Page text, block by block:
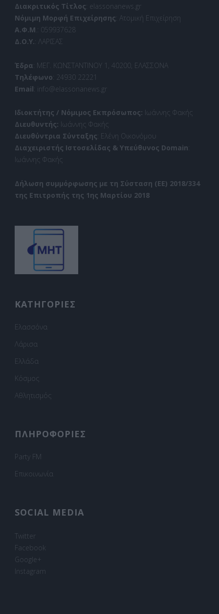
Διακριτικός Τίτλος: elassonanews.gr
Νόμιμη Μορφή Επιχείρησης: Ατομική Επιχείρηση
Α.Φ.Μ.: 059937628
Δ.Ο.Υ.: ΛΑΡΙΣΑΣ
Έδρα: ΜΕΓ. ΚΩΝΣΤΑΝΤΙΝΟΥ 1, 40200, ΕΛΑΣΣΟΝΑ
Τηλέφωνο: 24930 22221
Email: info@elassonanews.gr
Ιδιοκτήτης / Νόμιμος Εκπρόσωπος: Ιωάννης Φακής
Διευθυντής: Ιωάννης Φακής
Διευθύντρια Σύνταξης: Ελένη Οικονόμου
Διαχειριστής Ιστοσελίδας & Υπεύθυνος Domain:
Ιωάννης Φακής
Δήλωση συμμόρφωσης με τη Σύσταση (ΕΕ) 2018/334
της Επιτροπής της 1ης Μαρτίου 2018
ΚΑΤΗΓΟΡΙΕΣ
Ελασσόνα
Λάρισα
Ελλάδα
Κόσμος
Αθλητισμός
ΠΛΗΡΟΦΟΡΙΕΣ
Party FM
Επικοινωνία
SOCIAL MEDIA
Twitter
Facebook
Google+
Instagram